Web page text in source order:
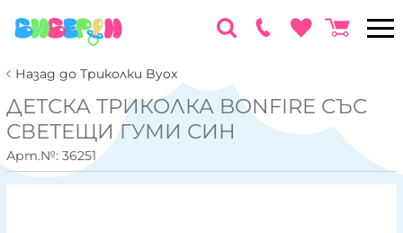
Назад до Триколки Byox
ДЕТСКА ТРИКОЛКА BONFIRE СЪС
СВЕТЕЩИ ГУМИ СИН
Арт.№: 36251